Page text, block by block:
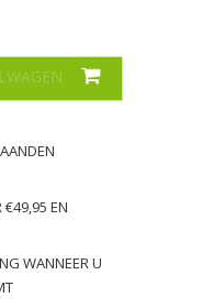
€49,95 EN
WANNEER U